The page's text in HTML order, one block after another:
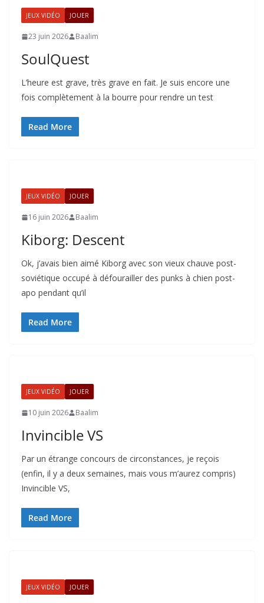
JEUX VIDÉO JOUER
23 juin 2026 Baalim
SoulQuest
L’heure est grave, très grave en fait. Je suis encore une
fois complètement à la bourre pour rendre un test
Read More
JEUX VIDÉO JOUER
16 juin 2026 Baalim
Kiborg: Descent
Ok, j’avais bien aimé Kiborg avec son vieux chauve post-
soviétique occupé à défourailler des punks à chien post-
apo pendant qu’il
Read More
JEUX VIDÉO JOUER
10 juin 2026 Baalim
Invincible VS
Par un étrange concours de circonstances, je reçois
(enfin, il y a deux semaines, mais vous m’aurez compris)
Invincible VS,
Read More
JEUX VIDÉO JOUER